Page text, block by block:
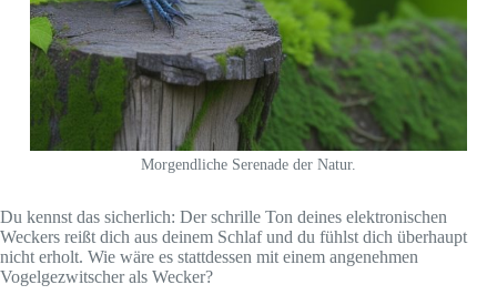
Morgendliche Serenade der Natur.
Du kennst das sicherlich: Der schrille Ton deines elektronischen
Weckers reißt dich aus deinem Schlaf und du fühlst dich überhaupt
nicht erholt. Wie wäre es stattdessen mit einem angenehmen
Vogelgezwitscher als Wecker?